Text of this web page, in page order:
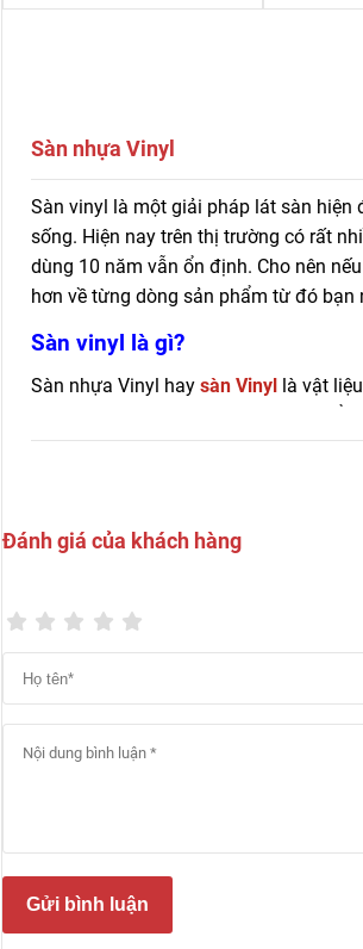
Sàn nhựa Vinyl
Cập nhật mẫu mã và giá sàn nhựa vinyl
gian – tiết kiệm chi phí.
Sàn vinyl là một giải pháp lát sàn
sống. Hiện nay trên thị trường có rất
dùng 10 năm vẫn ổn định. Cho nên
hơn về từng dòng sản phẩm từ đó
Sàn vinyl là gì?
Sàn nhựa Vinyl hay sàn Vinyllà vật liệu
tăng độ bền nên phù hợp sử dụng để
(phòng làm việc, phòng họp, hành
Đánh giá của khách hàng
Gửi bình luận